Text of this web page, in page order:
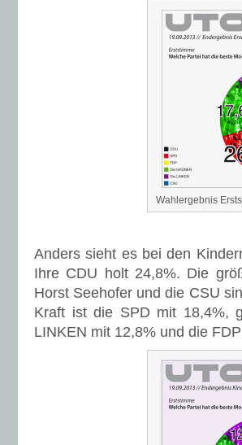
Wahlergebnis
Anders sieht es bei den
Ihre CDU holt 24,8%. Die
Horst Seehofer und die CSU
Kraft ist die SPD mit 18,4%,
LINKEN mit 12,8% und die